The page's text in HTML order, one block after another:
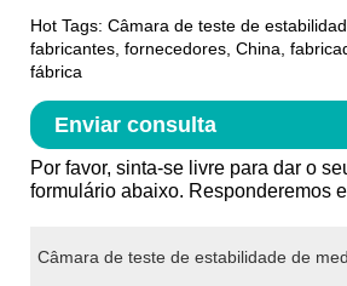
Hot Tags: Câmara de teste de
fabricantes, fornecedores, China,
fábrica
Enviar consulta
Por favor, sinta-se livre para dar o
formulário abaixo. Responderemos